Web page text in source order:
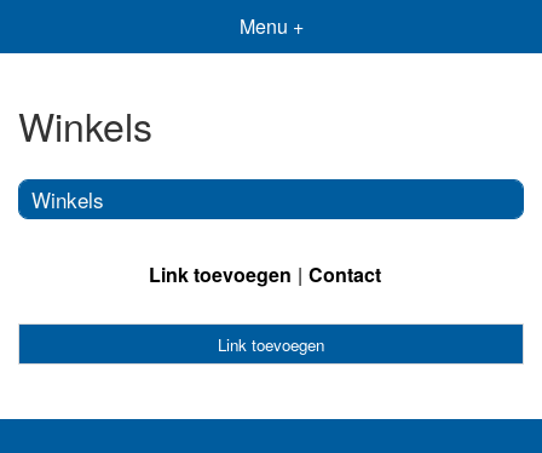
Menu +
Winkels
Winkels
Link toevoegen Contact
Link toevoegen